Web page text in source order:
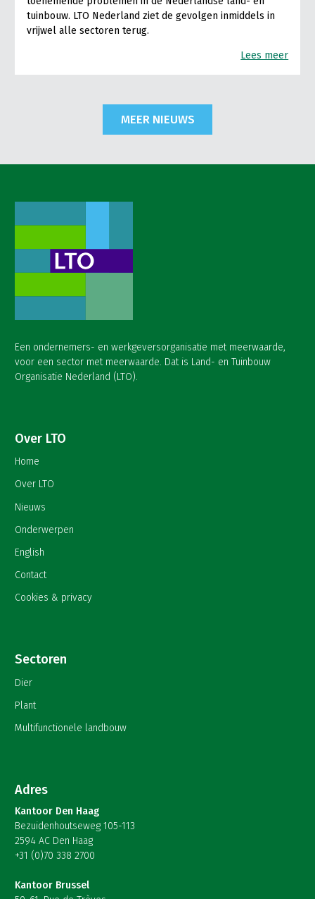
tuinbouw. LTO Nederland ziet de gevolgen inmiddels in
vrijwel alle sectoren terug.
Lees meer
MEER NIEUWS
Een ondernemers- en werkgeversorganisatie met meerwaarde,
voor een sector met meerwaarde. Dat is Land- en Tuinbouw
Organisatie Nederland (LTO).
Over LTO
Home
Over LTO
Nieuws
Onderwerpen
English
Contact
Cookies & privacy
Sectoren
Dier
Plant
Multifunctionele landbouw
Adres
Kantoor Den Haag
Bezuidenhoutseweg 105-113
2594 AC Den Haag
+31 (0)70 338 2700
Kantoor Brussel